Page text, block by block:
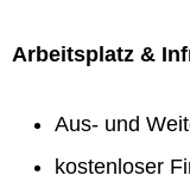
Arbeitsplatz &
Aus- und
kostenloser